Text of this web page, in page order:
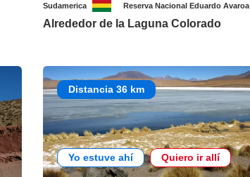
Sudamerica Reserva Nacional Eduardo Avaroa
Alrededor de la Laguna Colorado
Distancia 36 km
Yo estuve ahí Quiero ir allí